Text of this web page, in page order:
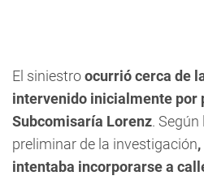
El siniestroocurrió cerca de
intervenido inicialmente por
Subcomisaría Lorenz.
preliminar de la investigación
intentaba incorporarse a